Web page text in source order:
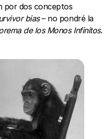
por dos conceptos
bias– no pondré la
de los Monos Infinitos.